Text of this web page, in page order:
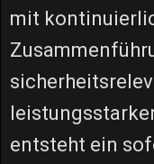
mit
entsteht ein